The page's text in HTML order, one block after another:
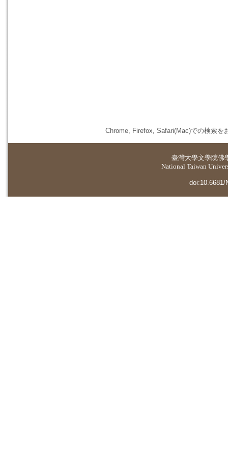
Chrome, Firefox, Safari(Mac)での検索を
臺灣大學文學院佛
National Taiwan
doi:10.6681/